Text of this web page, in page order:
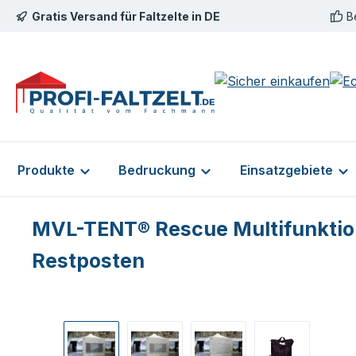
Hauptinhalt springen
Zur Suche springen
Zur Hauptnavigation springen
Gratis Versand für Faltzelte in DE
Produkte Bedruckung Einsatzgebiete
MVL-TENT® Rescue
Restposten
Bildergalerie überspringen